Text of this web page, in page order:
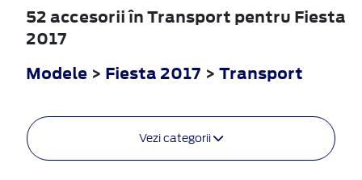
52 accesorii în Transport pentru Fiesta
2017
Modele > Fiesta 2017 > Transport
Vezi categorii